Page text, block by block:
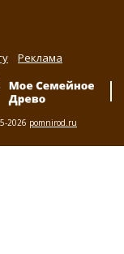
Реклама
2026 pomnirod.ru